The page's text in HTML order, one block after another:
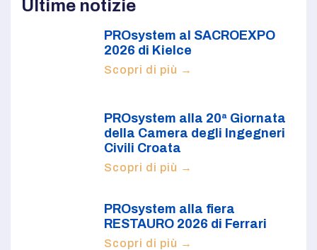
Ultime notizie
PROsystem al SACROEXPO
2026 di Kielce
Scopri di più →
PROsystem alla 20ª Giornata
della Camera degli Ingegneri
Civili Croata
Scopri di più →
PROsystem alla fiera
RESTAURO 2026 di Ferrari
Scopri di più →